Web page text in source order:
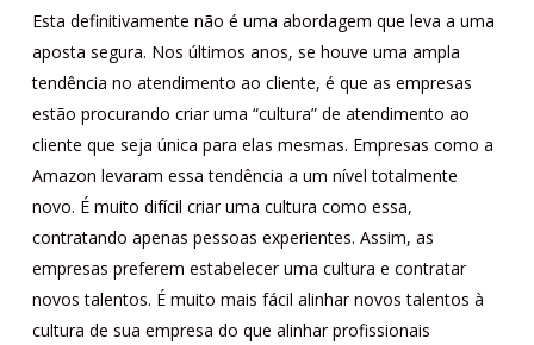
Esta definitivamente não é uma abordagem que leva a uma
aposta segura. Nos últimos anos, se houve uma ampla
tendência no atendimento ao cliente, é que as empresas
estão procurando criar uma “cultura” de atendimento ao
cliente que seja única para elas mesmas. Empresas como a
Amazon levaram essa tendência a um nível totalmente
novo. É muito difícil criar uma cultura como essa,
contratando apenas pessoas experientes. Assim, as
empresas preferem estabelecer uma cultura e contratar
novos talentos. É muito mais fácil alinhar novos talentos à
cultura de sua empresa do que alinhar profissionais